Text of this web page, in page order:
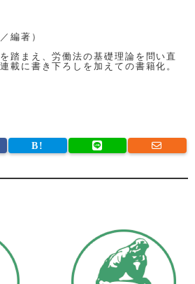
編著）
踏まえ、労働法の基礎理論を問い直
載に書き下ろしを加えての書籍化。